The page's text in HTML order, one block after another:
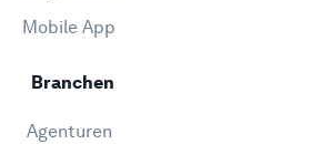
Mobile App
Branchen
Agenturen